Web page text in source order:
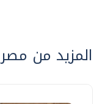
المزيد من مصر